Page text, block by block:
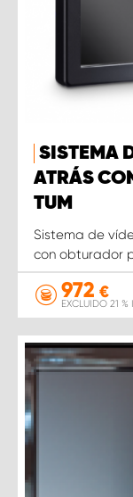
SISTEMA
ATRÁS
TUM
Sistema de
con obturador
972 €
EXCLUIDO 21 %